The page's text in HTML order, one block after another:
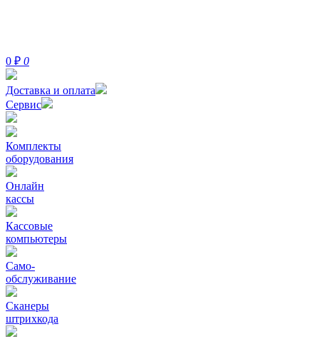
0 ₽ 0
Доставка и оплата
Сервис
Комплекты
оборудования
Онлайн
кассы
Кассовые
компьютеры
Само-
обслуживание
Сканеры
штрихкода